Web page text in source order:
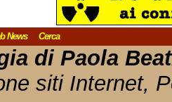
News Cerca
di Paola
siti Internet,